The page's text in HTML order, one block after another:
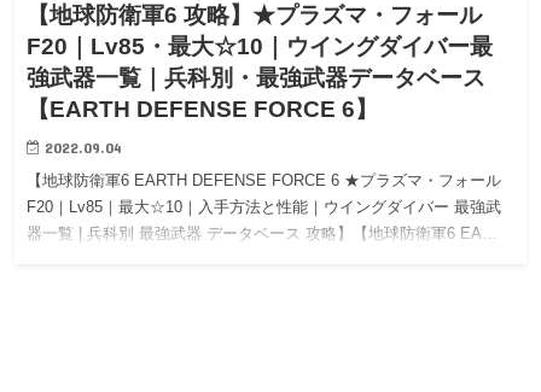
【地球防衛軍6 攻略】★プラズマ・フォール
F20｜Lv85・最大☆10｜ウイングダイバー最
強武器一覧｜兵科別・最強武器データベース
【EARTH DEFENSE FORCE 6】
2022.09.04
【地球防衛軍6 EARTH DEFENSE FORCE 6 ★プラズマ・フォール
F20｜Lv85｜最大☆10｜入手方法と性能｜ウイングダイバー 最強武
器一覧 | 兵科別 最強武器 データベース 攻略】【地球防衛軍6 EA…